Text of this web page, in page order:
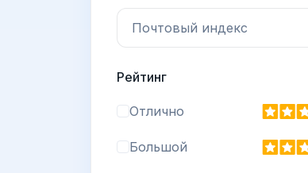
Рейтинг
Отлично
Большой